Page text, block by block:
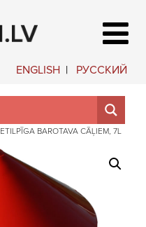
ENGLISH РУССКИЙ
IETILPĪGA BAROTAVA CĀĻIEM, 7L